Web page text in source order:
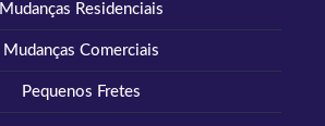
Mudanças Residenciais
Mudanças Comerciais
Pequenos Fretes